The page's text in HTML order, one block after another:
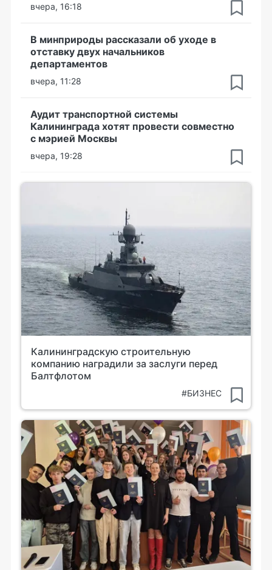
вчера, 16:18
В минприроды рассказали об уходе в
отставку двух начальников
департаментов
вчера, 11:28
Аудит транспортной системы
Калининграда хотят провести совместно
с мэрией Москвы
вчера, 19:28
Калининградскую строительную
компанию наградили за заслуги перед
Балтфлотом
#БИЗНЕС